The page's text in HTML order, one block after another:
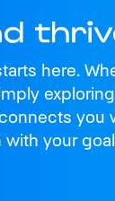
here.
exploring
you
your